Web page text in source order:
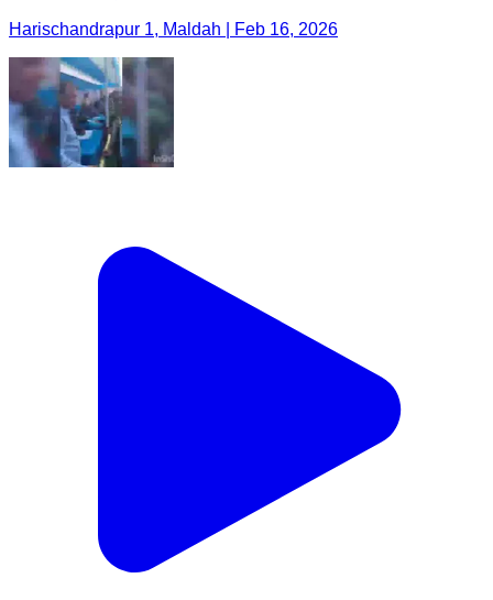
Harischandrapur 1, Maldah | Feb 16, 2026